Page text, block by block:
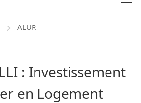
ALUR
: Investissement
en Logement